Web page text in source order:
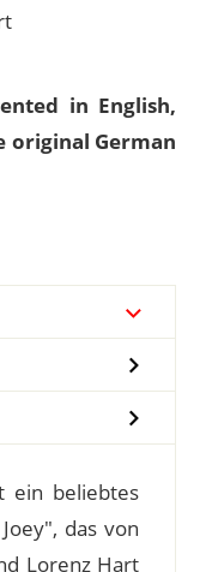
in English,
original German
ein beliebtes
das von
Lorenz Hart